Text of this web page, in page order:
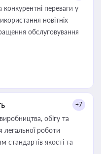
переваги у
новітніх
покращення обслуговування
+7
обігу та
легальної роботи
стандартів якості та